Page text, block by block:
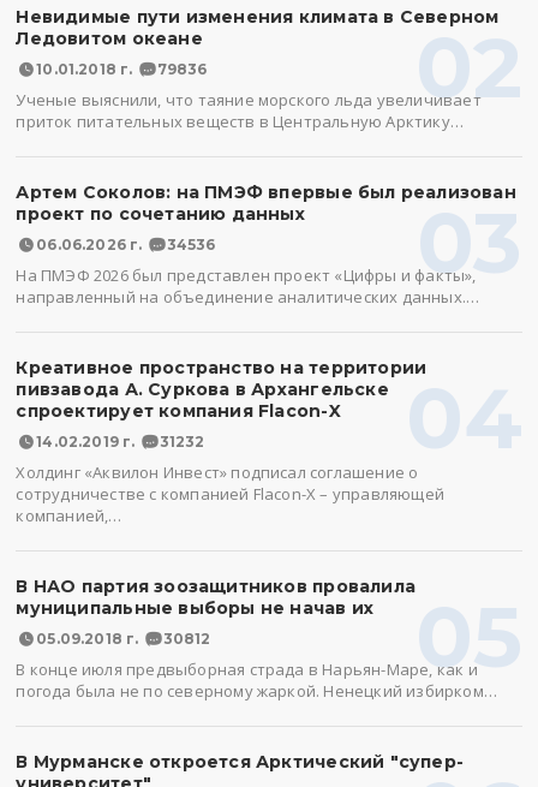
02
Невидимые пути изменения климата в Северном
Ледовитом океане
10.01.2018 г. 79836
Ученые выяснили, что таяние морского льда увеличивает
приток питательных веществ в Центральную Арктику…
03
Артем Соколов: на ПМЭФ впервые был реализован
проект по сочетанию данных
06.06.2026 г. 34536
На ПМЭФ 2026 был представлен проект «Цифры и факты»,
направленный на объединение аналитических данных.…
04
Креативное пространство на территории
пивзавода А. Суркова в Архангельске
спроектирует компания Flacon-X
14.02.2019 г. 31232
Холдинг «Аквилон Инвест» подписал соглашение о
сотрудничестве с компанией Flacon-X – управляющей
компанией,…
05
В НАО партия зоозащитников провалила
муниципальные выборы не начав их
05.09.2018 г. 30812
В конце июля предвыборная страда в Нарьян-Маре, как и
погода была не по северному жаркой. Ненецкий избирком…
В Мурманске откроется Арктический "супер-